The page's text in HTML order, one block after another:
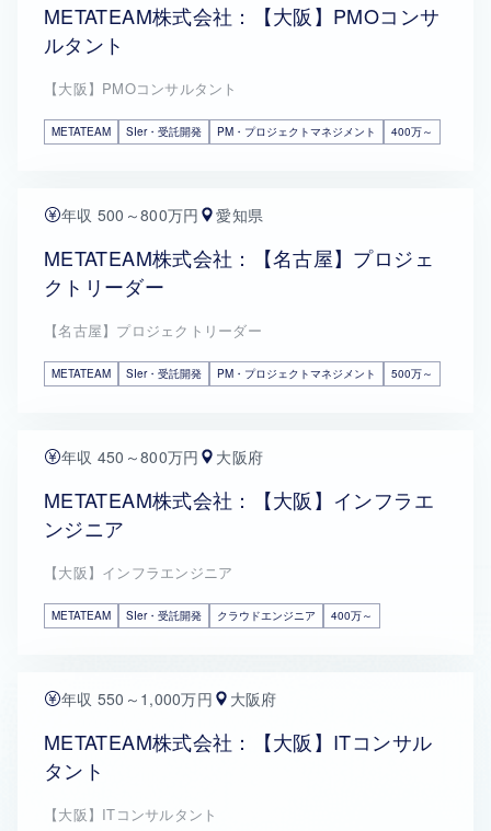
METATEAM株式会社：【大阪】PMOコンサ
ルタント
【大阪】PMOコンサルタント
METATEAM SIer・受託開発 PM・プロジェクトマネジメント 400万～
年収 500～800万円 愛知県
METATEAM株式会社：【名古屋】プロジェ
クトリーダー
【名古屋】プロジェクトリーダー
METATEAM SIer・受託開発 PM・プロジェクトマネジメント 500万～
年収 450～800万円 大阪府
METATEAM株式会社：【大阪】インフラエ
ンジニア
【大阪】インフラエンジニア
METATEAM SIer・受託開発 クラウドエンジニア 400万～
年収 550～1,000万円 大阪府
METATEAM株式会社：【大阪】ITコンサル
タント
【大阪】ITコンサルタント